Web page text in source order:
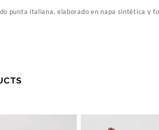
punta italiana, elaborado en napa sintética y